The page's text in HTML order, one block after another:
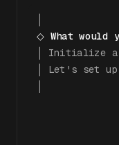
◇ What would
│ Initialize a
│ Let's set